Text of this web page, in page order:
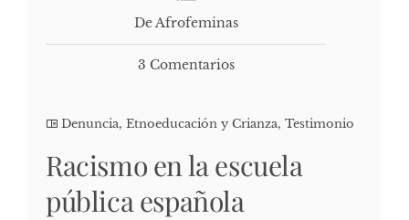
De Afrofeminas
3 Comentarios
Denuncia, Etnoeducación y Crianza, Testimonio
Racismo en la escuela
pública española